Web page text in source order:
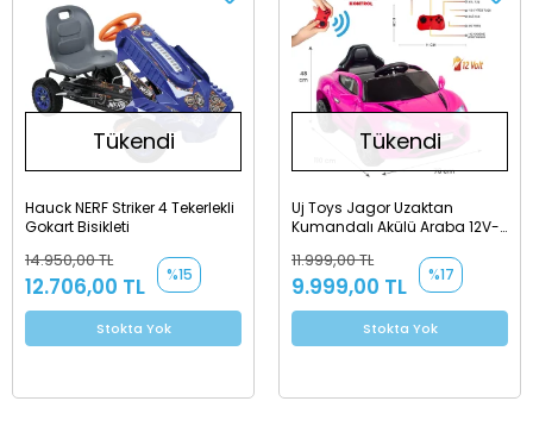
Tükendi
Hauck NERF Striker 4 Tekerlekli
Gokart Bisikleti
14.950,00 TL
12.706,00 TL %15
Stokta Yok
Tükendi
Uj Toys Jagor Uzaktan
Kumandalı Akülü Araba 12V-
11.999,00 TL
9.999,00 TL %17
Stokta Yok